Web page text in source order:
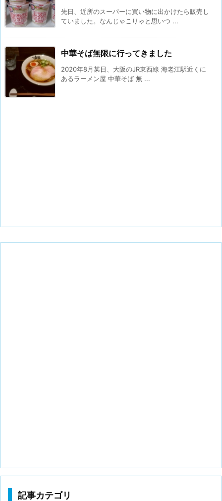
先日、近所のスーパーに買い物に出かけたら販売し
ていました。なんじゃこりゃと思いつ ...
中華そば無限に行ってきました
2020年8月某日、大阪のJR東西線 海老江駅近くに
あるラーメン屋 中華そば 無 ...
記事カテゴリ